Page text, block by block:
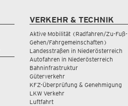
VERKEHR & TECHNIK
Aktive Mobilität (Radfahren/Zu-Fuß-
Gehen/Fahrgemeinschaften)
Landesstraßen in Niederösterreich
Autofahren in Niederösterreich
Bahninfrastruktur
Güterverkehr
KFZ-Überprüfung & Genehmigung
LKW Verkehr
Luftfahrt